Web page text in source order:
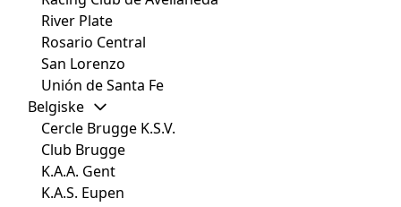
River Plate
Rosario Central
San Lorenzo
Unión de Santa Fe
Belgiske
Cercle Brugge K.S.V.
Club Brugge
K.A.A. Gent
K.A.S. Eupen